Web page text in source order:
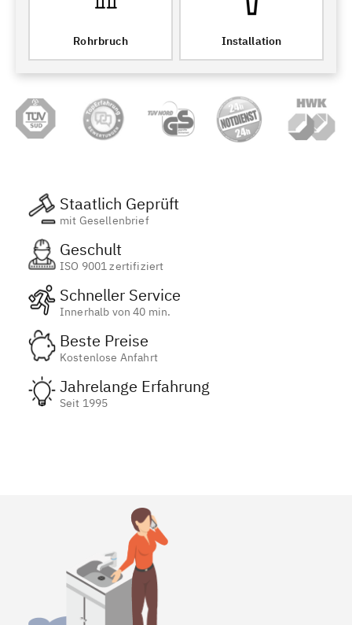
Rohrbruch Installation
Staatlich Geprüft
mit Gesellenbrief
Geschult
ISO 9001 zertifiziert
Schneller Service
Innerhalb von 40 min.
Beste Preise
Kostenlose Anfahrt
Jahrelange Erfahrung
Seit 1995